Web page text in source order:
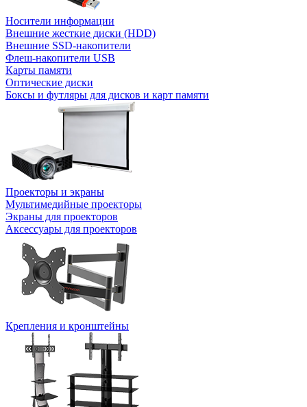
Носители информации
Внешние жесткие диски (HDD)
Внешние SSD-накопители
Флеш-накопители USB
Карты памяти
Оптические диски
Боксы и футляры для дисков и карт памяти
Проекторы и экраны
Мультимедийные проекторы
Экраны для проекторов
Аксессуары для проекторов
Крепления и кронштейны